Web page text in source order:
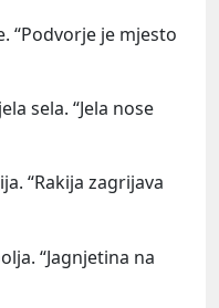
“Podvorje je mjesto
sela. “Jela nose
“Rakija zagrijava
“Jagnjetina na